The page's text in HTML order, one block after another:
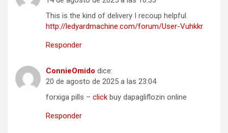
This is the kind of delivery I recoup helpful.
http://ledyardmachine.com/forum/User-Vuhkkr
Responder
ConnieOmido dice:
20 de agosto de 2025 a las 23:04
forxiga pills – click buy dapagliflozin online
Responder